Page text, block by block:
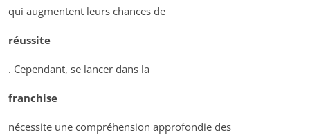
qui augmentent leurs chances de
réussite
. Cependant, se lancer dans la
franchise
nécessite une compréhension approfondie des